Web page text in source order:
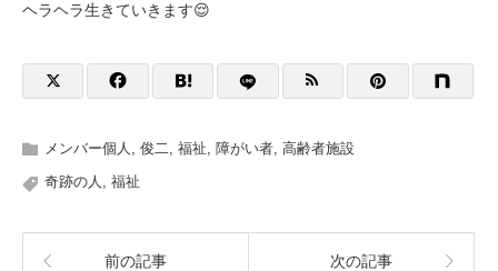
ヘラヘラ生きていきます😌
メンバー個人 , 俊二, 福祉, 障がい者, 高齢者施設
奇跡の人 , 福祉
前の記事 次の記事